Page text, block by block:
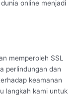
online menjadi
memperoleh SSL
perlindungan dan
keamanan
langkah kami untuk